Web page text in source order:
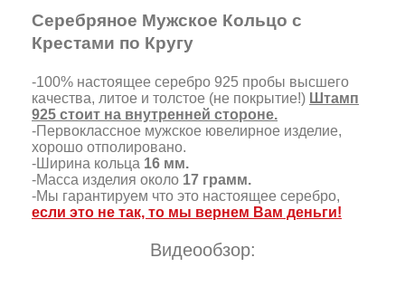
Серебряное Мужское Кольцо с
Крестами по Кругу
-100% настоящее серебро 925 пробы высшего
качества, литое и толстое (не покрытие!) Штамп
925 стоит на внутренней стороне.
-Первоклассное мужское ювелирное изделие,
хорошо отполировано.
-Ширина кольца 16 мм.
-Масса изделия около 17 грамм.
-Мы гарантируем что это настоящее серебро,
если это не так, то мы вернем Вам деньги!
Видеообзор: